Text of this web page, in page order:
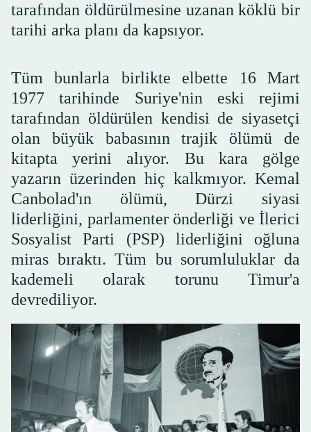
tarafından öldürülmesine uzanan köklü bir
tarihi arka planı da kapsıyor.
Tüm bunlarla birlikte elbette 16 Mart
1977 tarihinde Suriye'nin eski rejimi
tarafından öldürülen kendisi de siyasetçi
olan büyük babasının trajik ölümü de
kitapta yerini alıyor. Bu kara gölge
yazarın üzerinden hiç kalkmıyor. Kemal
Canbolad'ın ölümü, Dürzi siyasi
liderliğini, parlamenter önderliği ve İlerici
Sosyalist Parti (PSP) liderliğini oğluna
miras bıraktı. Tüm bu sorumluluklar da
kademeli olarak torunu Timur'a
devrediliyor.